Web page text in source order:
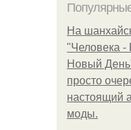
На
"Человека
Новый
просто
настоящий
моды.